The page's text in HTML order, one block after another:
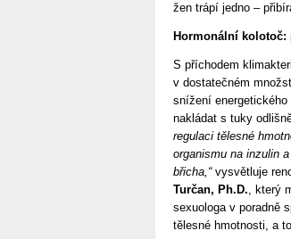
žen trápí jedno –
Hormonální
S příchodem
v dostatečném
snížení
nakládat s tuky
regulaci tělesné
organismu na inzulin
břicha,“ vysvětluje
Turčan, Ph.D., který
sexuologa v poradně
tělesné hmotnosti, a